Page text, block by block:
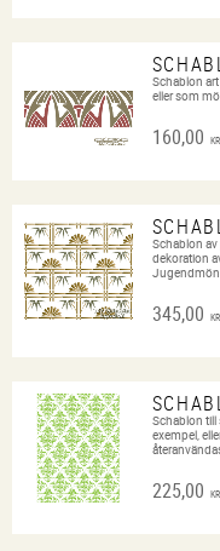
Schablon
eller som
160,00 KR
Schablon
dekoration
345,00 KR
Schablon till
exempel,
225,00 KR